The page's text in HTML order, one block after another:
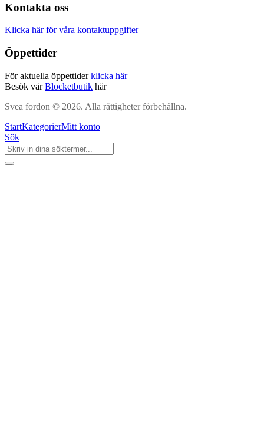
Kontakta oss
Klicka här för våra kontaktuppgifter
Öppettider
För aktuella öppettiderklicka här
Besök vårBlocketbutik här
Svea fordon © 2026. Alla rättigheter förbehållna.
StartKategorierMitt konto
Sök